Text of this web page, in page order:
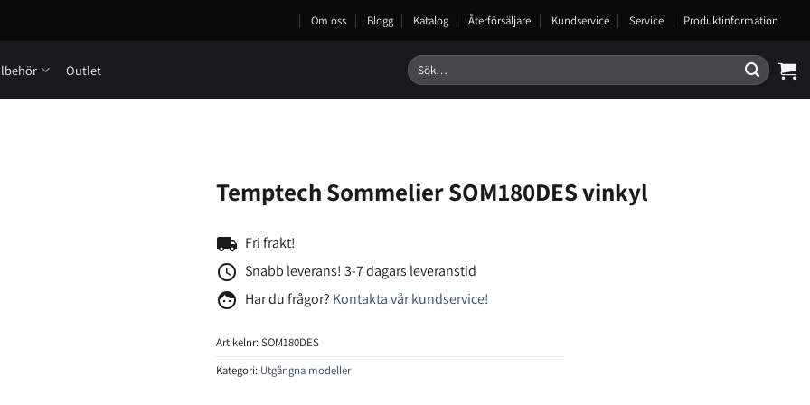
Om oss Blogg Katalog Återförsäljare Kundservice Service Produktinformation
Outlet
Sök
efter:
Temptech Sommelier SOM180DES vinkyl
local_shipping Fri frakt!
access_time Snabb leverans! 3-7 dagars leveranstid
face Har du frågor? Kontakta vår kundservice!
Artikelnr:SOM180DES
Kategori: Utgångna modeller